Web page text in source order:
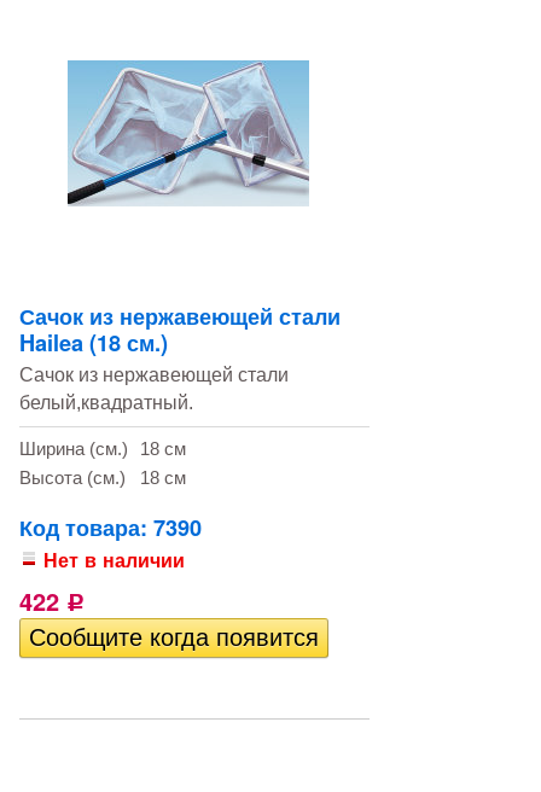
Сачок из нержавеющей стали
Hailea (18 см.)
Сачок из нержавеющей стали
белый,квадратный.
Ширина (см.)
18 см
Высота (см.)
18 см
Код товара: 7390
Нет в наличии
422 Р